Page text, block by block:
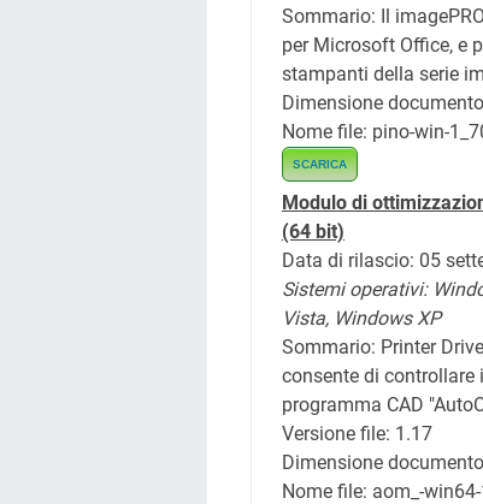
Sommario: Il
per Microsoft Office, e
stampanti della serie
Dimensione
Nome file: pino-win-
SCARICA
Modulo di
(64 bit)
Data di rilascio: 05
Sistemi operativi:
Vista, Windows XP
Sommario: Printer
consente di controllare
programma CAD
Versione file: 1.17
Dimensione
Nome file: aom_-